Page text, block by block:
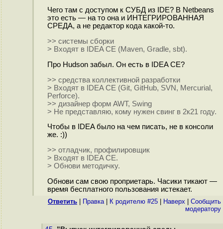
Чего там с доступом к СУБД из IDE? В Netbeans
это есть — на то она и ИНТЕГРИРОВАННАЯ
СРЕДА, а не редактор кода какой-то.
>> системы сборки
> Входят в IDEA CE (Maven, Gradle, sbt).
Про Hudson забыл. Он есть в IDEA CE?
>> средства коллективной разработки
> Входят в IDEA CE (Git, GitHub, SVN, Mercurial,
Perforce).
>> дизайнер форм AWT, Swing
> Не представляю, кому нужен свинг в 2к21 году.
Чтобы в IDEA было на чем писать, не в консоли
же. :))
>> отладчик, профилировщик
> Входят в IDEA CE.
> Обнови методичку.
Обнови сам свою проприетарь. Часики тикают —
время бесплатного пользования истекает.
Ответить Правка| К родителю #25 Наверх
Cообщить
модератору